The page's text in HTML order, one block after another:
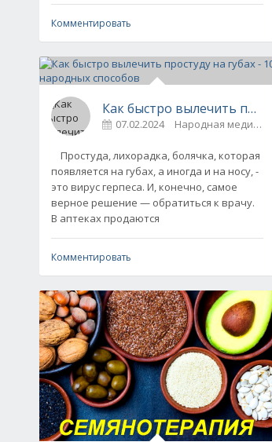
Комментировать
07.02.2024 Народная медицина
Простуда, лихорадка, болячка, которая
появляется на губах, а иногда и на носу, -
это вирус герпеса. И, конечно, самое
верное решение — обратиться к врачу.
В аптеках продаются
Комментировать